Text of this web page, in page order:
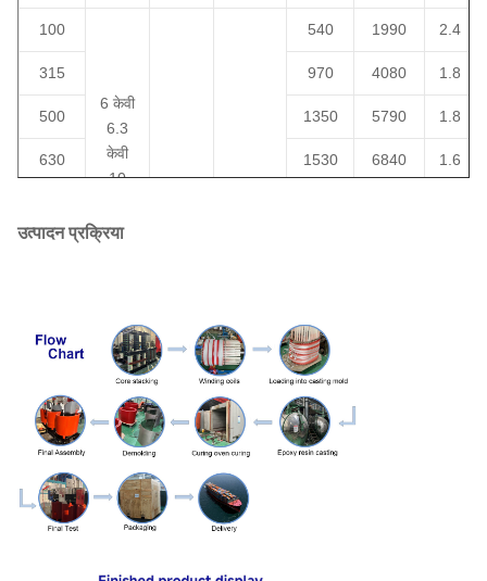
100
6 केवी
6.3
केवी
10
10.5
540 1990 2.4
315 970 4080 1.8
500 1350 5790 1.8
630 1530 6840 1.6
2000 3240
3870
उत्पादन प्रक्रिया